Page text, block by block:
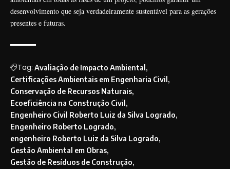
desenvolvimento que seja verdadeiramente sustentável para as gerações
presentes e futuras.
Tag: Avaliação de Impacto Ambiental
Certificações Ambientais em Engenharia Civil
Conservação de Recursos Naturais
Ecoeficiência na Construção Civil
Engenheiro Civil Roberto Luiz da Silva Logrado
Engenheiro Roberto Logrado
engenheiro Roberto Luiz da Silva Logrado
Gestão Ambiental em Obras
Gestão de Resíduos de Construção